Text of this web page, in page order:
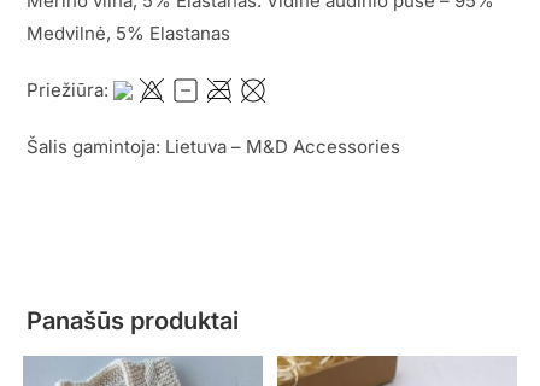
Medvilnė, 5% Elastanas
Priežiūra:
Šalis gamintoja: Lietuva – M&D Accessories
Panašūs produktai